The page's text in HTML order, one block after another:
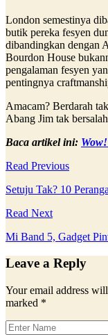
London semestinya
butik pereka fesyen
dibandingkan dengan
Bourdon House
pengalaman fesyen
pentingnya
Amacam? Berdarah
Abang Jim tak
Baca artikel ini:
Read Previous
Setuju Tak? 10
Read Next
Mi Band 5, Gadget
Leave a Reply
Your email address
marked *